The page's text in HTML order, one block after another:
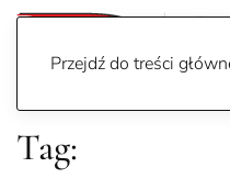
Przejdź do treści
Tag: